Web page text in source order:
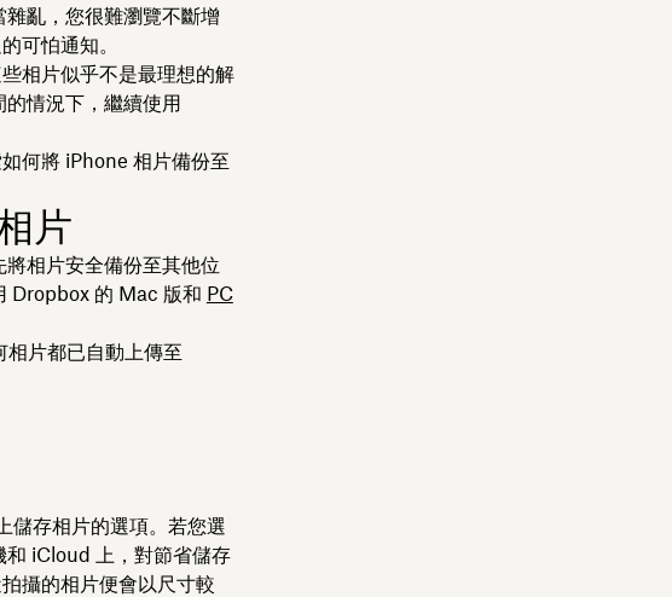
亂，您很難瀏覽不斷增
可怕通知。
相片似乎不是最理想的解
情況下，繼續使用
何將 iPhone 相片備份至
片
相片安全備份至其他位
Dropbox 的 Mac 版和 PC
片都已自動上傳至
儲存相片的選項。若您選
和 iCloud 上，對節省儲存
拍攝的相片便會以尺寸較